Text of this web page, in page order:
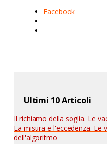
Facebook
Ultimi 10 Articoli
Il richiamo della soglia. Le
La misura e l'eccedenza. Le
dell'algoritmo